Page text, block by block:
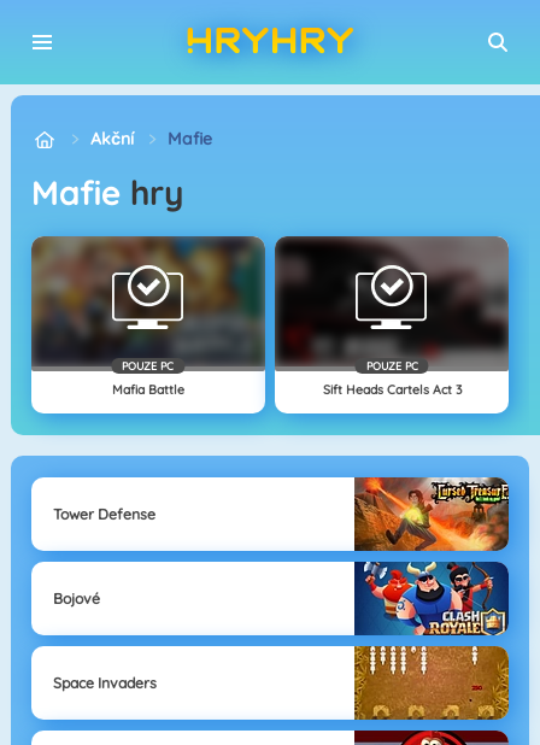
Akční Mafie
Mafie hry
POUZE PC
Mafia Battle
POUZE PC
Sift Heads Cartels Act 3
Tower Defense
Bojové
Space Invaders